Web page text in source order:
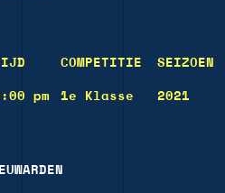
COMPETITIE SEIZOEN
pm 1e Klasse 2021